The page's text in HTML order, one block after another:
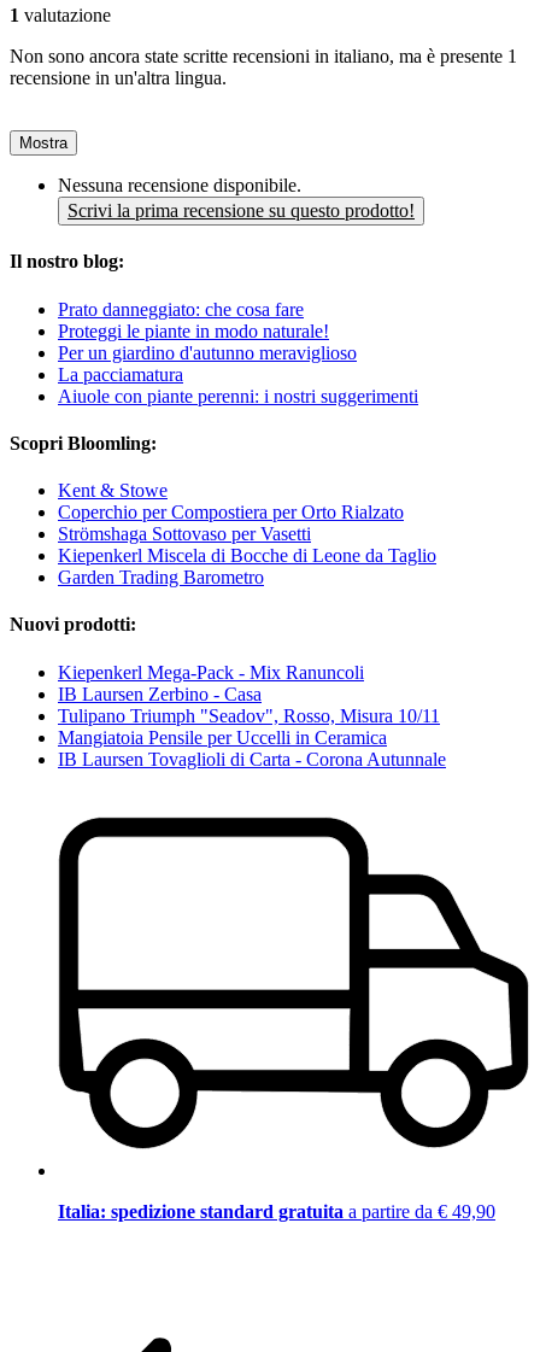
1 valutazione
Non sono ancora state scritte recensioni in italiano, ma è presente 1
recensione in un'altra lingua.
Mostra
Nessuna recensione disponibile.
Scrivi la prima recensione su questo prodotto!
Il nostro blog:
Prato danneggiato: che cosa fare
Proteggi le piante in modo naturale!
Per un giardino d'autunno meraviglioso
La pacciamatura
Aiuole con piante perenni: i nostri suggerimenti
Scopri Bloomling:
Kent & Stowe
Coperchio per Compostiera per Orto Rialzato
Strömshaga Sottovaso per Vasetti
Kiepenkerl Miscela di Bocche di Leone da Taglio
Garden Trading Barometro
Nuovi prodotti:
Kiepenkerl Mega-Pack - Mix Ranuncoli
IB Laursen Zerbino - Casa
Tulipano Triumph "Seadov", Rosso, Misura 10/11
Mangiatoia Pensile per Uccelli in Ceramica
IB Laursen Tovaglioli di Carta - Corona Autunnale
Italia: spedizione standard gratuita a partire da € 49,90